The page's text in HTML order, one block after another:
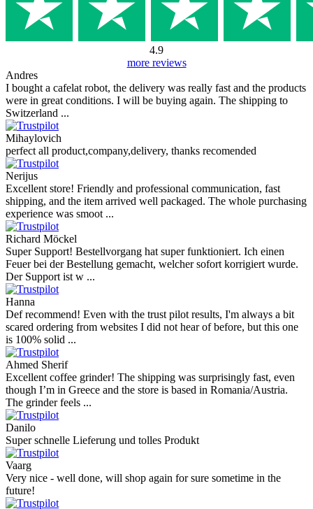
4.9
more reviews
Andres
I bought a cafelat robot, the delivery was really fast and the products
were in great conditions. I will be buying again. The shipping to
Switzerland ...
Mihaylovich
perfect all product,company,delivery, thanks recomended
Nerijus
Excellent store! Friendly and professional communication, fast
shipping, and the item arrived well packaged. The whole purchasing
experience was smoot ...
Richard Möckel
Super Support! Bestellvorgang hat super funktioniert. Ich einen
Feuer bei der Bestellung gemacht, welcher sofort korrigiert wurde.
Der Support ist w ...
Hanna
Def recommend! Even with the trust pilot results, I'm always a bit
scared ordering from websites I did not hear of before, but this one
is 100% solid ...
Ahmed Sherif
Excellent coffee grinder! The shipping was surprisingly fast, even
though I’m in Greece and the store is based in Romania/Austria.
The grinder feels ...
Danilo
Super schnelle Lieferung und tolles Produkt
Vaarg
Very nice - well done, will shop again for sure sometime in the
future!